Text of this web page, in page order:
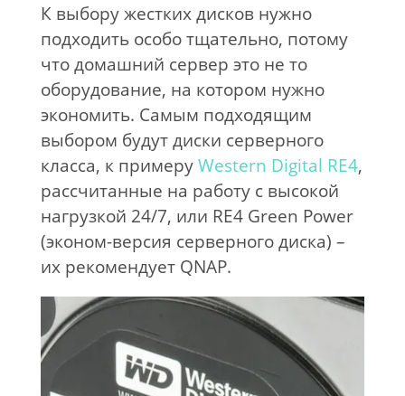
К выбору жестких дисков нужно
подходить особо тщательно, потому
что домашний сервер это не то
оборудование, на котором нужно
экономить. Самым подходящим
выбором будут диски серверного
класса, к примеруWestern Digital RE4,
рассчитанные на работу с высокой
нагрузкой 24/7, или RE4 Green Power
(эконом-версия серверного диска) –
их рекомендует QNAP.